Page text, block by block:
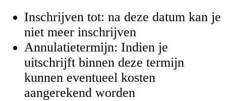
Inschrijven tot: na deze datum kan je
niet meer inschrijven
Annulatietermijn: Indien je
uitschrijft binnen deze termijn
kunnen eventueel kosten
aangerekend worden